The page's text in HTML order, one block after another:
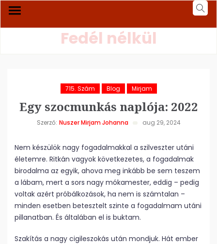
Fedél nélkül
715. Szám Blog Mirjam
Egy szocmunkás naplója: 2022
Szerző: Nuszer Mirjam Johanna aug 29, 2024
Nem készülök nagy fogadalmakkal a szilveszter utáni
életemre. Ritkán vagyok következetes, a fogadalmak
birodalma az egyik, ahova meg inkább be sem teszem
a lábam, mert a sors nagy mókamester, eddig – pedig
voltak azért próbálkozások, ha nem is számtalan –
minden esetben betesztelt szinte a fogadalmam utáni
pillanatban. És általában el is buktam.
Szakítás a nagy cigileszokás után mondjuk. Hát ember